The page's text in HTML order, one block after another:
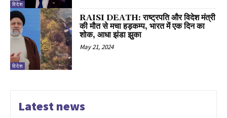
विदेश
विदेश
RAISI DEATH: राष्ट्रपति और विदेश मंत्री
की मौत से मचा हड़कम्प, भारत में एक दिन का
शोक, आधा झंडा झुका
May 21, 2024
Latest news